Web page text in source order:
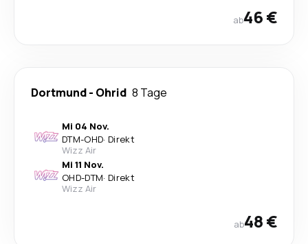
ab46 €
Dortmund- Ohrid 8 Tage
Mi 04 Nov.
DTM-OHD· Direkt
Wizz Air
Mi 11 Nov.
OHD-DTM· Direkt
Wizz Air
ab48 €